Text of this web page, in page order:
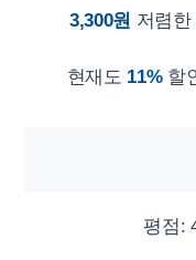
3,300원 저렴
현재도 11%할
평점: